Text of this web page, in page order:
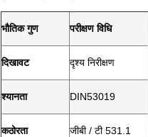
भौतिक गुण परीक्षण विधि
दिखावट दृश्य निरीक्षण
श्यानता DIN53019
कठोरता जीबी / टी 531.1